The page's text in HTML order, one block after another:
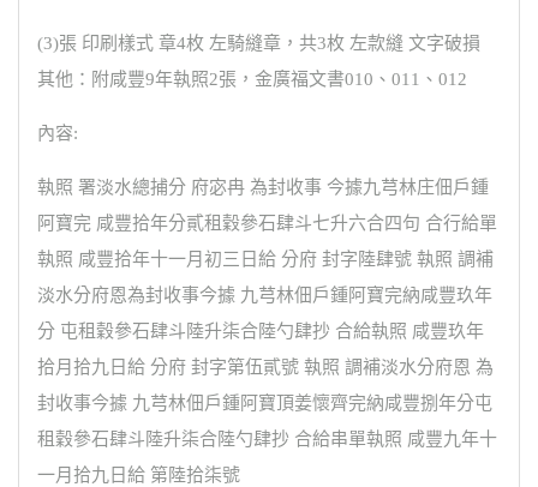
(3)張 印刷樣式 章4枚 左騎縫章，共3枚 左款縫 文字破損
其他：附咸豐9年執照2張，金廣福文書010、011、012
內容:
執照 署淡水總捕分 府宓冉 為封收事 今據九芎林庄佃戶鍾
阿寶完 咸豐拾年分貳租穀參石肆斗七升六合四句 合行給單
執照 咸豐拾年十一月初三日給 分府 封字陸肆號 執照 調補
淡水分府恩為封收事今據 九芎林佃戶鍾阿寶完納咸豐玖年
分 屯租穀參石肆斗陸升柒合陸勺肆抄 合給執照 咸豐玖年
拾月拾九日給 分府 封字第伍貳號 執照 調補淡水分府恩 為
封收事今據 九芎林佃戶鍾阿寶頂姜懷齊完納咸豐捌年分屯
租穀參石肆斗陸升柒合陸勺肆抄 合給串單執照 咸豐九年十
一月拾九日給 第陸拾柒號